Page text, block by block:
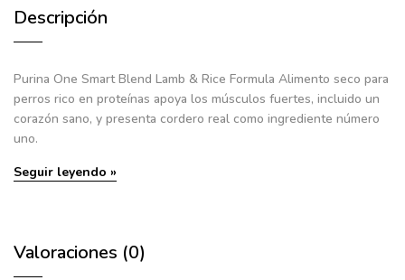
Descripción
Purina One Smart Blend Lamb & Rice Formula Alimento seco para
perros rico en proteínas apoya los músculos fuertes, incluido un
corazón sano, y presenta cordero real como ingrediente número
uno.
Seguir leyendo »
Valoraciones (0)